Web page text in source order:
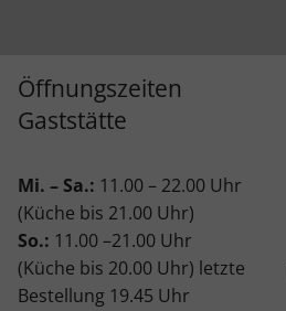
Öffnungszeiten
Gaststätte
Mi. – Sa.: 11.00 – 22.00 Uhr
(Küche bis 21.00 Uhr)
So.: 11.00 –21.00 Uhr
(Küche bis 20.00 Uhr) letzte
Bestellung 19.45 Uhr